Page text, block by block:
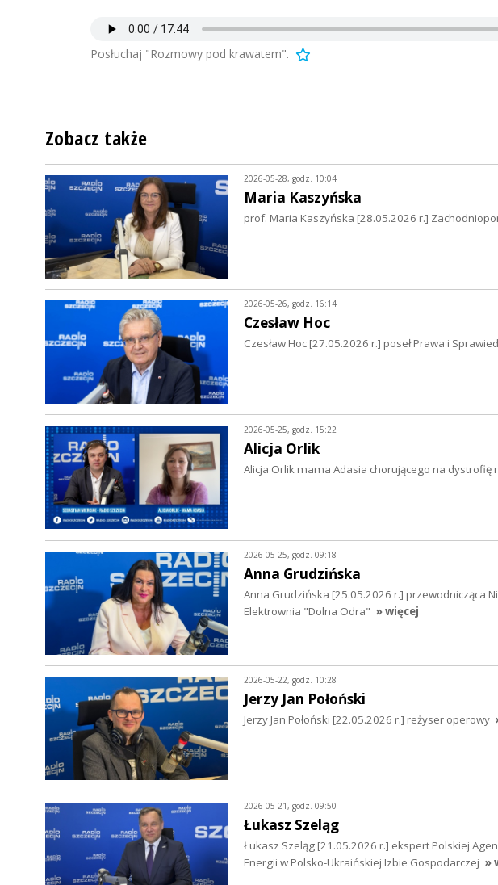
Posłuchaj "Rozmowy pod krawatem".
Zobacz także
2026-05-28, godz. 10:04
Maria Kaszyńska
prof. Maria Kaszyńska [28.05.2026 r.]
2026-05-26, godz. 16:14
Czesław Hoc
Czesław Hoc [27.05.2026 r.] poseł Prawa i
2026-05-25, godz. 15:22
Alicja Orlik
Alicja Orlik mama Adasia chorującego na dystrofię
2026-05-25, godz. 09:18
Anna Grudzińska
Anna Grudzińska [25.05.2026 r.] przewodnicząca
Elektrownia "Dolna Odra" » więcej
2026-05-22, godz. 10:28
Jerzy Jan Połoński
Jerzy Jan Połoński [22.05.2026 r.] reżyser operowy
2026-05-21, godz. 09:50
Łukasz Szeląg
Łukasz Szeląg [21.05.2026 r.] ekspert Polskiej
Energii w Polsko-Ukraińskiej Izbie Gospodarczej »